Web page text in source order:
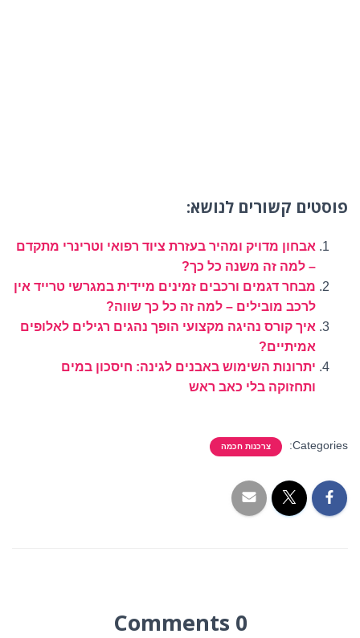
פוסטים קשורים לנושא:
אבחון מדויק ומהיר בעזרת ציוד רפואי וטרינרי מתקדם
– למה זה משנה כל כך?
מבחר דגמים ורכבים זמינים מיידית במגרשי טרייד אין
לרכב מובילים – למה זה כל כך שווה?
איך קורס נהיגה מקצועי הופך נהגים רגילים לאלופים
אמיתיים?
יתרונות השימוש באבנים לגינה: חיסכון במים
ותחזוקה בלי כאב ראש
Categories: צרכנות חכמה
0 Comments